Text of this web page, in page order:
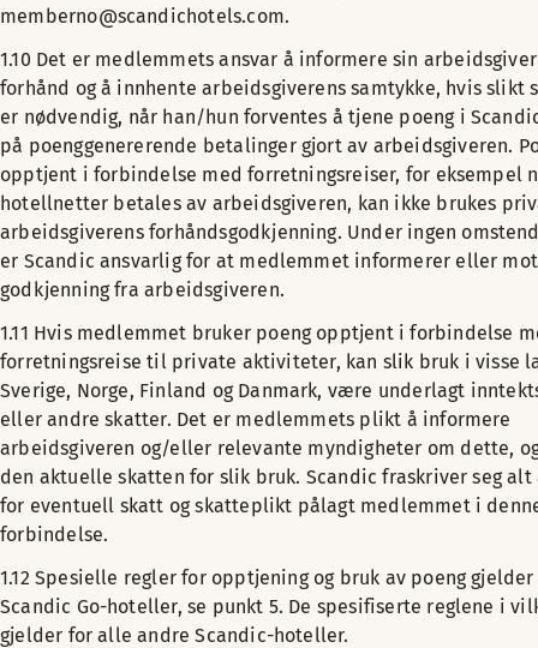
memberno@scandichotels.com.
1.10 Det er medlemmets ansvar å informere sin
forhånd og å innhente arbeidsgiverens samtykke, hvis slikt
er nødvendig, når han/hun forventes å tjene poeng i
på poenggenererende betalinger gjort av arbeidsgiveren.
opptjent i forbindelse med forretningsreiser, for eksempel
hotellnetter betales av arbeidsgiveren, kan ikke brukes
arbeidsgiverens forhåndsgodkjenning. Under ingen
er Scandic ansvarlig for at medlemmet informerer eller
godkjenning fra arbeidsgiveren.
1.11 Hvis medlemmet bruker poeng opptjent i forbindelse
forretningsreise til private aktiviteter, kan slik bruk i visse
Sverige, Norge, Finland og Danmark, være underlagt
eller andre skatter. Det er medlemmets plikt å informere
arbeidsgiveren og/eller relevante myndigheter om dette,
den aktuelle skatten for slik bruk. Scandic fraskriver seg alt
for eventuell skatt og skatteplikt pålagt medlemmet i
forbindelse.
1.12 Spesielle regler for opptjening og bruk av poeng
Scandic Go-hoteller, se punkt 5. De spesifiserte reglene i
gjelder for alle andre Scandic-hoteller.